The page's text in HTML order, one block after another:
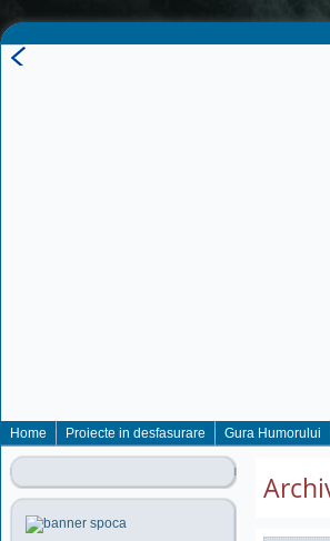
Home Proiecte in desfasurare Gura Humorului